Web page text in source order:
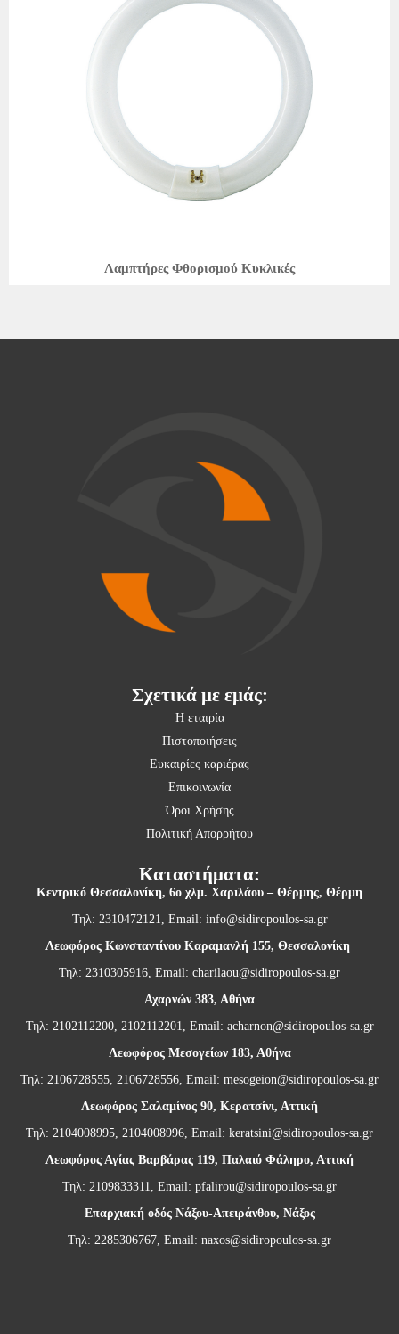
Λαμπτήρες Φθορισμού Κυκλικές
Σχετικά με εμάς:
Η εταιρία
Πιστοποιήσεις
Ευκαιρίες καριέρας
Επικοινωνία
Όροι Χρήσης
Πολιτική Απορρήτου
Καταστήματα:
Κεντρικό Θεσσαλονίκη, 6ο χλμ. Χαριλάου – Θέρμης, Θέρμη
Τηλ: 2310472121, Email: info@sidiropoulos-sa.gr
Λεωφόρος Κωνσταντίνου Καραμανλή 155, Θεσσαλονίκη
Τηλ: 2310305916, Email: charilaou@sidiropoulos-sa.gr
Αχαρνών 383, Αθήνα
Τηλ: 2102112200, 2102112201, Email: acharnon@sidiropoulos-sa.gr
Λεωφόρος Μεσογείων 183, Αθήνα
Τηλ: 2106728555, 2106728556, Email: mesogeion@sidiropoulos-sa.gr
Λεωφόρος Σαλαμίνος 90, Κερατσίνι, Αττική
Τηλ: 2104008995, 2104008996, Email: keratsini@sidiropoulos-sa.gr
Λεωφόρος Αγίας Βαρβάρας 119, Παλαιό Φάληρο, Αττική
Τηλ: 2109833311, Email: pfalirou@sidiropoulos-sa.gr
Επαρχιακή οδός Νάξου-Απειράνθου, Νάξος
Τηλ: 2285306767, Email: naxos@sidiropoulos-sa.gr